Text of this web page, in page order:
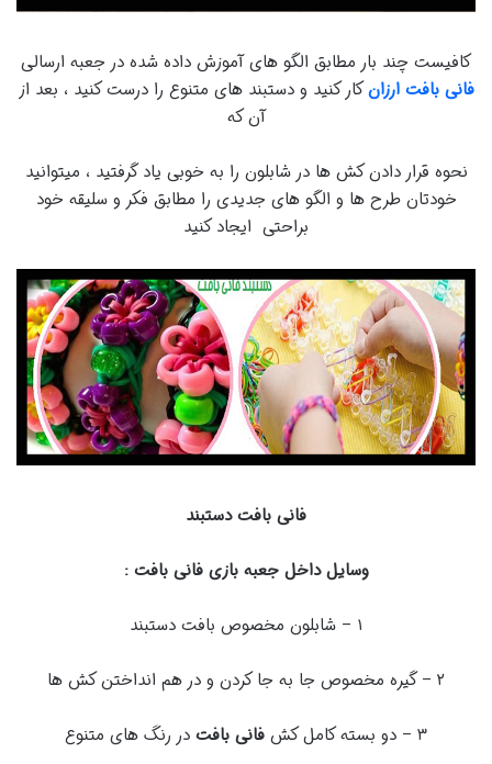
کافیست چند بار مطابق الگو های آموزش داده شده در جعبه ارسالی
فانی بافت ارزانکار کنید و دستبند های متنوع را درست کنید ، بعد از
آن که
نحوه قرار دادن کش ها در شابلون را به خوبی یاد گرفتید ، میتوانید
خودتان طرح ها و الگو های جدیدی را مطابق فکر و سلیقه خود
براحتی ایجاد کنید
فانی بافت دستبند
وسایل داخل جعبه بازی فانی بافت :
۱ – شابلون مخصوص بافت دستبند
۲ – گیره مخصوص جا به جا کردن و در هم انداختن کش ها
۳ – دو بسته کامل کش فانی بافت در رنگ های متنوع